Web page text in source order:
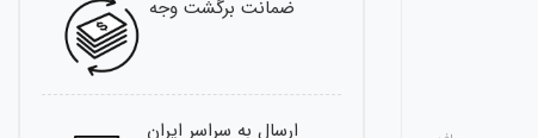
ضمانت برگشت وجه
ارسال به سراسر ایران